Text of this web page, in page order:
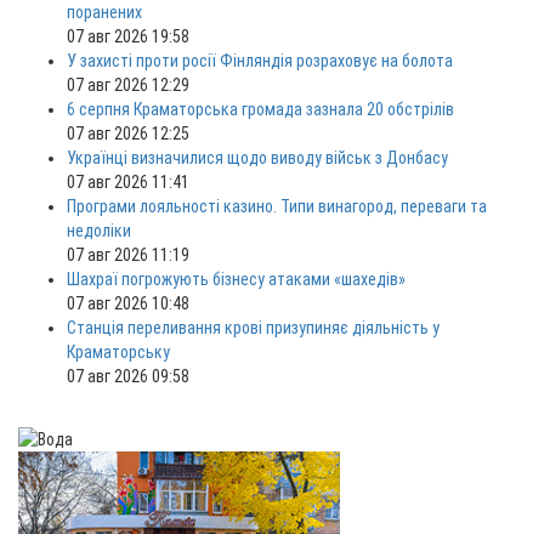
поранених
07 авг 2026 19:58
У захисті проти росії Фінляндія розраховує на болота
07 авг 2026 12:29
6 серпня Краматорська громада зазнала 20 обстрілів
07 авг 2026 12:25
Українці визначилися щодо виводу військ з Донбасу
07 авг 2026 11:41
Програми лояльності казино. Типи винагород, переваги та
недоліки
07 авг 2026 11:19
Шахраї погрожують бізнесу атаками «шахедів»
07 авг 2026 10:48
Станція переливання крові призупиняє діяльність у
Краматорську
07 авг 2026 09:58